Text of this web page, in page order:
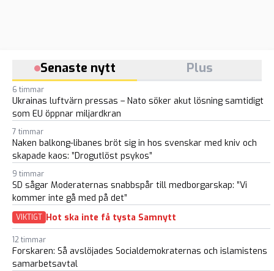
Senaste nytt Plus
6 timmar
Ukrainas luftvärn pressas – Nato söker akut lösning samtidigt
som EU öppnar miljardkran
7 timmar
Naken balkong-libanes bröt sig in hos svenskar med kniv och
skapade kaos: ”Drogutlöst psykos”
9 timmar
SD sågar Moderaternas snabbspår till medborgarskap: ”Vi
kommer inte gå med på det”
VIKTIGT Hot ska inte få tysta Samnytt
12 timmar
Forskaren: Så avslöjades Socialdemokraternas och islamistens
samarbetsavtal